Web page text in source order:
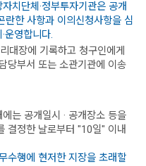
치단체·정부투자기관은 공개
란한 사항과 이의신청사항을 심
운영합니다.
대장에 기록하고 청구인에게
당부서 또는 소관기관에 이송
는 공개일시 · 공개장소 등을
결정한 날로부터 "10일" 이내
수행에 현저한 지장을 초래할